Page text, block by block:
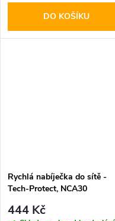
DO KOŠÍKU
Rychlá nabíječka do sítě -
Tech-Protect, NCA30
kabel
444 Kč